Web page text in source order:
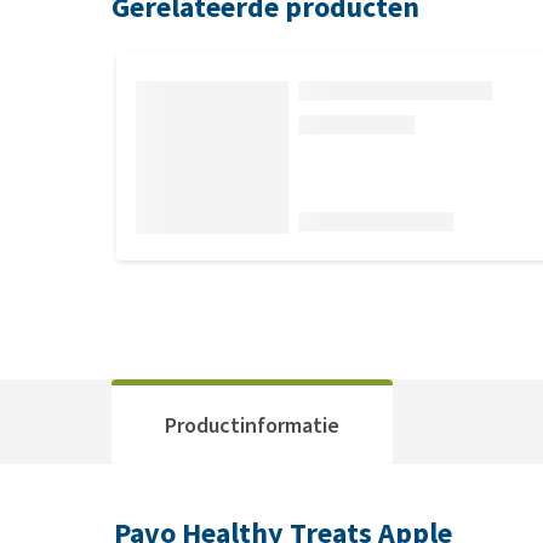
Productinformatie
Pavo Healthy Treats Apple